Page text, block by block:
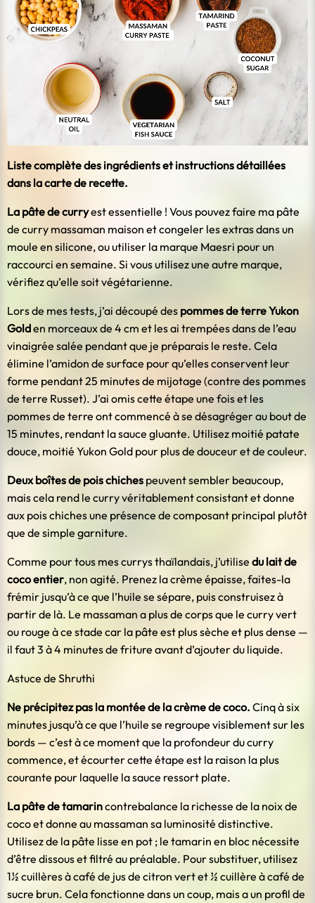
Liste complète des ingrédients et instructions détaillées
dans la carte de recette.
La pâte de curryest essentielle ! Vous pouvez faire ma pâte
de curry massaman maison et congeler les extras dans un
moule en silicone, ou utiliser la marque Maesri pour un
raccourci en semaine. Si vous utilisez une autre marque,
vérifiez qu’elle soit végétarienne.
Lors de mes tests, j’ai découpé des pommes de terre Yukon
Golden morceaux de 4 cm et les ai trempées dans de l’eau
vinaigrée salée pendant que je préparais le reste. Cela
élimine l’amidon de surface pour qu’elles conservent leur
forme pendant 25 minutes de mijotage (contre des pommes
de terre Russet). J’ai omis cette étape une fois et les
pommes de terre ont commencé à se désagréger au bout de
15 minutes, rendant la sauce gluante. Utilisez moitié patate
douce, moitié Yukon Gold pour plus de douceur et de couleur.
Deux boîtes de pois chiches peuvent sembler beaucoup,
mais cela rend le curry véritablement consistant et donne
aux pois chiches une présence de composant principal plutôt
que de simple garniture.
Comme pour tous mes currys thaïlandais, j’utilise du lait de
coco entier, non agité. Prenez la crème épaisse, faites-la
frémir jusqu’à ce que l’huile se sépare, puis construisez à
partir de là. Le massaman a plus de corps que le curry vert
ou rouge à ce stade car la pâte est plus sèche et plus dense —
il faut 3 à 4 minutes de friture avant d’ajouter du liquide.
Astuce de Shruthi
Ne précipitez pas la montée de la crème de coco. Cinq à six
minutes jusqu’à ce que l’huile se regroupe visiblement sur les
bords — c’est à ce moment que la profondeur du curry
commence, et écourter cette étape est la raison la plus
courante pour laquelle la sauce ressort plate.
La pâte de tamarincontrebalance la richesse de la noix de
coco et donne au massaman sa luminosité distinctive.
Utilisez de la pâte lisse en pot ; le tamarin en bloc nécessite
d’être dissous et filtré au préalable. Pour substituer, utilisez
1½ cuillères à café de jus de citron vert et ½ cuillère à café de
sucre brun. Cela fonctionne dans un coup, mais a un profil de